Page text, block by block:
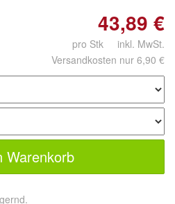
43,89 €
pro Stk inkl. MwSt.
Versandkosten nur 6,90 €
Warenkorb